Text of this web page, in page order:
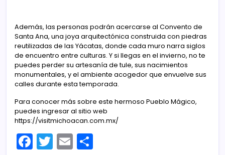
Además, las personas podrán acercarse al Convento de
Santa Ana, una joya arquitectónica construida con piedras
reutilizadas de las Yácatas, donde cada muro narra siglos
de encuentro entre culturas. Y si llegas en el invierno, no te
puedes perder su artesanía de tule, sus nacimientos
monumentales, y el ambiente acogedor que envuelve sus
calles durante esta temporada.
Para conocer más sobre este hermoso Pueblo Mágico,
puedes ingresar al sitio web
https://visitmichoacan.com.mx/
F T E